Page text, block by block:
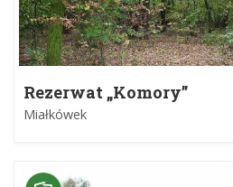
Rezerwat „Komory”
Miałkówek